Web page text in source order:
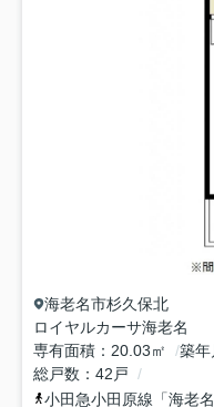
海老名市杉久保北
ロイヤルカーサ海老名
専有面積
20.03㎡ 築年
総戸数
42戸
小田急小田原線 「海老名